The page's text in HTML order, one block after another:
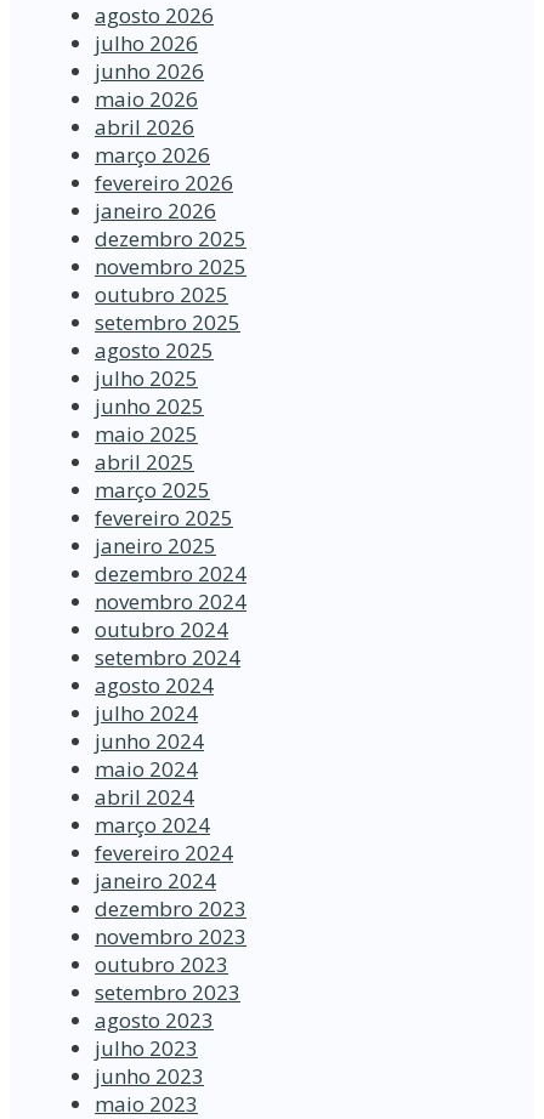
agosto 2026
julho 2026
junho 2026
maio 2026
abril 2026
março 2026
fevereiro 2026
janeiro 2026
dezembro 2025
novembro 2025
outubro 2025
setembro 2025
agosto 2025
julho 2025
junho 2025
maio 2025
abril 2025
março 2025
fevereiro 2025
janeiro 2025
dezembro 2024
novembro 2024
outubro 2024
setembro 2024
agosto 2024
julho 2024
junho 2024
maio 2024
abril 2024
março 2024
fevereiro 2024
janeiro 2024
dezembro 2023
novembro 2023
outubro 2023
setembro 2023
agosto 2023
julho 2023
junho 2023
maio 2023